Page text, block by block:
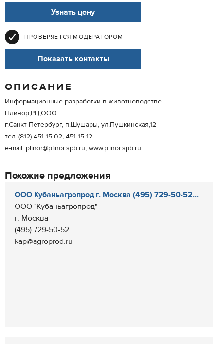
Узнать цену
ПРОВЕРЯЕТСЯ МОДЕРАТОРОМ
Показать контакты
ОПИСАНИЕ
Информационные разработки в животноводстве.
Плинор,РЦ,ООО
г.Санкт-Петербург, п.Шушары, ул.Пушкинская,12
тел.:(812) 451-15-02, 451-15-12
e-mail: plinor@plinor.spb.ru, www.plinor.spb.ru
Похожие предложения
ООО Кубаньагропрод г. Москва (495) 729-50-52...
ООО "Кубаньагропрод"
г. Москва
(495) 729-50-52
kap@agroprod.ru